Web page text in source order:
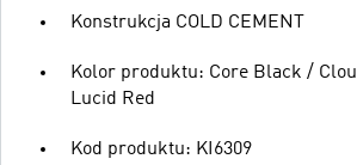
Konstrukcja COLD CEMENT
Kolor produktu: Core Black /
Lucid Red
Kod produktu: KI6309